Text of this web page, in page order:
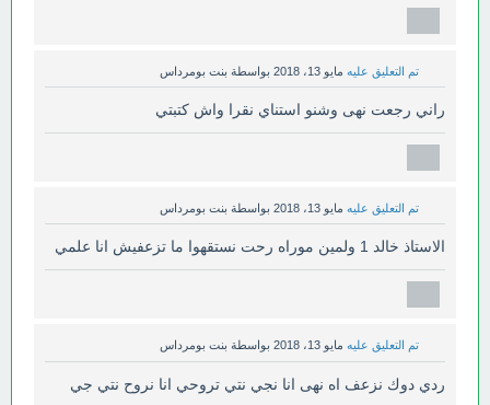
تم التعليق عليه مايو 13، 2018 بواسطة بنت بومرداس
راني رجعت نهى وشنو استناي نقرا واش كتبتي
تم التعليق عليه مايو 13، 2018 بواسطة بنت بومرداس
الاستاذ خالد 1 ولمين موراه رحت نستقهوا ما تزعفيش انا علمي
تم التعليق عليه مايو 13، 2018 بواسطة بنت بومرداس
ردي دوك نزعف اه نهى انا نجي نتي تروحي انا نروح نتي جي